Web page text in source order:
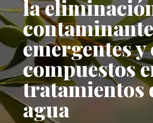
la
emergentes
compuestos
tratamientos
agua